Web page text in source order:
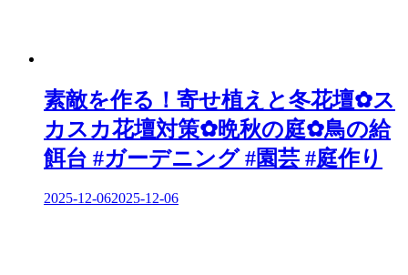
素敵を作る！寄せ植えと冬花壇✿ス
カスカ花壇対策✿晩秋の庭✿鳥の給
餌台 #ガーデニング #園芸 #庭作り
2025-12-062025-12-06